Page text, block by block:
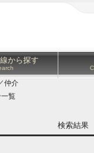
から探す
仲介
覧
検索結